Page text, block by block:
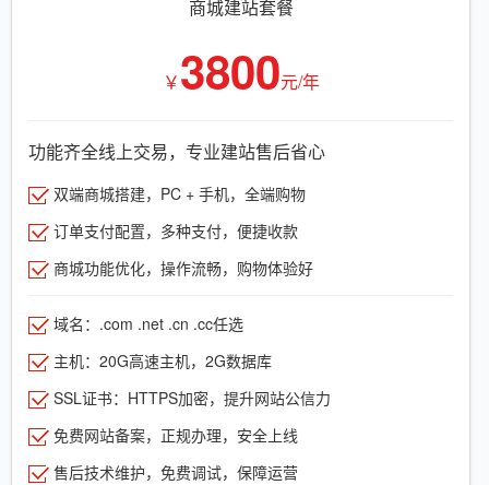
商城建站套餐
￥3800元/年
功能齐全线上交易，专业建站售后省心
双端商城搭建，PC + 手机，全端购物
订单支付配置，多种支付，便捷收款
商城功能优化，操作流畅，购物体验好
域名：.com .net .cn .cc任选
主机：20G高速主机，2G数据库
SSL证书：HTTPS加密，提升网站公信力
免费网站备案，正规办理，安全上线
售后技术维护，免费调试，保障运营